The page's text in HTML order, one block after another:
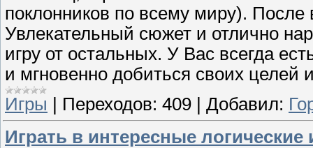
поклонников по всему миру).
Увлекательный сюжет и отлично
игру от остальных. У Вас всегда
и мгновенно добиться своих целей
Игры | Переходов: 409 | Добавил:
Играть в интересные